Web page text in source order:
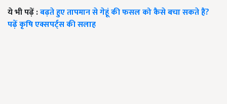
ये भी पढ़ें :बढ़ते हुए तापमान से गेहूं की फसल को कैसे बचा सकते हैं?
पढ़ें कृषि एक्सपर्ट्स की सलाह